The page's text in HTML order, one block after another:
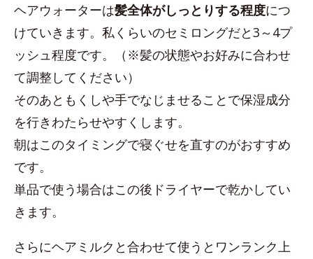
ヘアウォーターは髪全体がしっとりする程度につ
けていきます。私くらいのセミロングだと3～4プ
ッシュ程度です。（※髪の状態やお好みに合わせ
て調整してください）
そのあともくしや手でなじませることで保湿成分
を行きわたらせやすくします。
朝はこのタイミングで寝ぐせを直すのがおすすめ
です。
単品で使う場合はこの後ドライヤーで乾かしてい
きます。
さらにヘアミルクと合わせて使うとワンランク上